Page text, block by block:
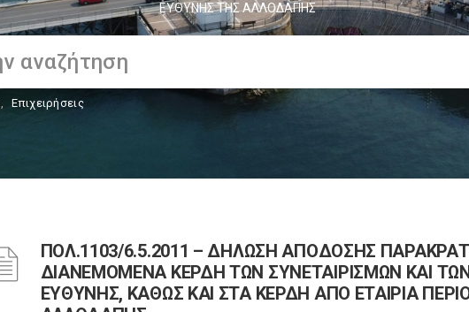
ΕΥΘΥΝΗΣ ΤΗΣ ΑΛΛΟΔΑΠΗΣ
, Επιχειρήσεις
ΠΟΛ.1103/6.5.2011 – ΔΗΛΩΣΗ ΑΠΟΔΟΣΗΣ
ΔΙΑΝΕΜΟΜΕΝΑ ΚΕΡΔΗ ΤΩΝ ΣΥΝΕΤΑΙΡΙΣΜΩΝ ΚΑΙ ΤΩΝ
ΕΥΘΥΝΗΣ, ΚΑΘΩΣ ΚΑΙ ΣΤΑ ΚΕΡΔΗ ΑΠΟ ΕΤΑΙΡΙΑ